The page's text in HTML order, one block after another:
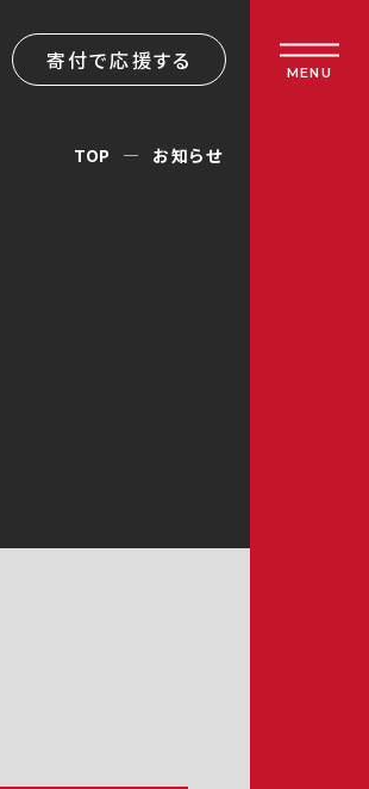
寄付で応援する MENU
TOP お知らせ